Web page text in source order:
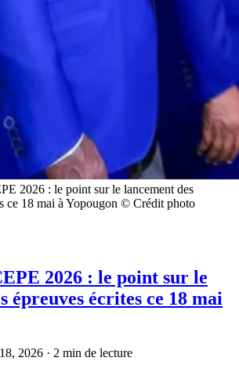
2026 : le point sur le lancement des
ce 18 mai à Yopougon © Crédit photo
2026 : le point sur le
épreuves écrites ce 18 mai
2026 · 2 min de lecture